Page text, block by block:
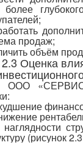
продаж;
объём
2.3 Оценка
ООО
(рисунок